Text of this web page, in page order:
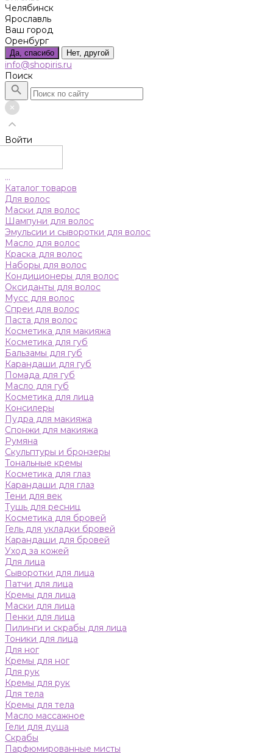
Челябинск
Ярославль
Ваш город
Оренбург
Да, спасибо Нет, другой
info@shopiris.ru
Поиск
Войти
...
Каталог товаров
Для волос
Маски для волос
Шампуни для волос
Эмульсии и сыворотки для волос
Масло для волос
Краска для волос
Наборы для волос
Кондиционеры для волос
Оксиданты для волос
Мусс для волос
Спреи для волос
Паста для волос
Косметика для макияжа
Косметика для губ
Бальзамы для губ
Карандаши для губ
Помада для губ
Масло для губ
Косметика для лица
Консилеры
Пудра для макияжа
Спонжи для макияжа
Румяна
Скульптуры и бронзеры
Тональные кремы
Косметика для глаз
Карандаши для глаз
Тени для век
Тушь для ресниц
Косметика для бровей
Гель для укладки бровей
Карандаши для бровей
Уход за кожей
Для лица
Сыворотки для лица
Патчи для лица
Кремы для лица
Маски для лица
Пенки для лица
Пилинги и скрабы для лица
Тоники для лица
Для ног
Кремы для ног
Для рук
Кремы для рук
Для тела
Кремы для тела
Масло массажное
Гели для душа
Скрабы
Парфюмированные мисты